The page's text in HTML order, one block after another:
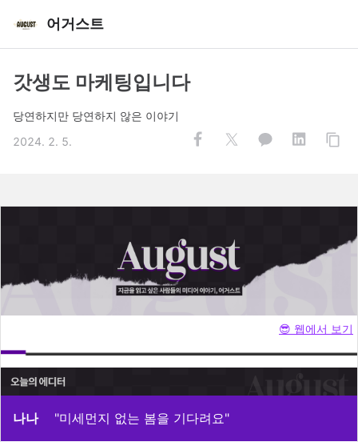
어거스트
갓생도 마케팅입니다
당연하지만 당연하지 않은 이야기
2024. 2. 5.
😎 웹에서 보기
나나 "미세먼지 없는 봄을 기다려요"